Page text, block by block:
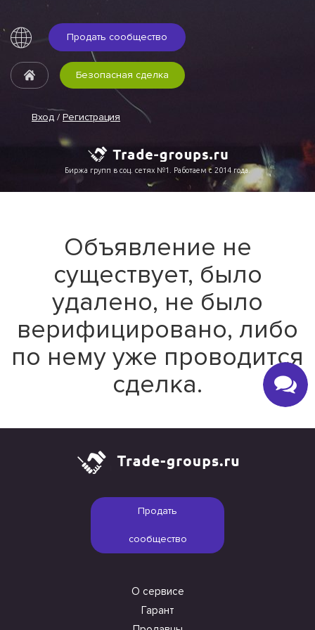
Продать сообщество
Вход / Регистрация
Безопасная сделка
Биржа групп в соц. сетях №1. Работаем с 2014 года.
Объявление не
существует, было
удалено, не было
верифицировано, либо
по нему уже проводится
сделка.
Продать
сообщество
О сервисе
Гарант